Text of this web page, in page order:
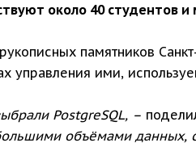
около 40 студентов
памятников
управления ими,
PostgreSQL, –
объёмами